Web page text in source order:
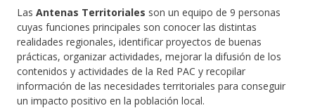
Las Antenas Territoriales son un equipo de 9 personas
cuyas funciones principales son conocer las distintas
realidades regionales, identificar proyectos de buenas
prácticas, organizar actividades, mejorar la difusión de los
contenidos y actividades de la Red PAC y recopilar
información de las necesidades territoriales para conseguir
un impacto positivo en la población local.